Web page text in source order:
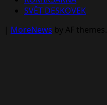
SVĚT DESKOVEK
| MoreNews by AF themes.